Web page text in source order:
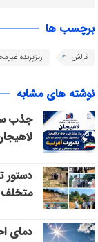
برچسب ها
تالش ریزپرنده
نوشته های مشابه
جذب
دستور
متخلف
دمای